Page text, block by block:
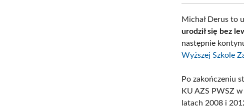
Michał Derus to
urodził się bez
następnie
Wyższej Szkole
Po zakończeniu
KU AZS PWSZ
latach 2008 i